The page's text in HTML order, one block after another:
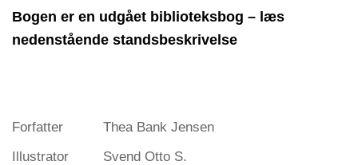
Bogen er en udgået biblioteksbog – læs
nedenstående standsbeskrivelse
Forfatter
Thea Bank Jensen
Illustrator
Svend Otto S.